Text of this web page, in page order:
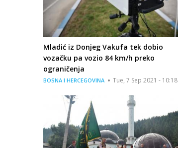
Mladić iz Donjeg Vakufa tek dobio
vozačku pa vozio 84 km/h preko
ograničenja
BOSNA I HERCEGOVINA Tue, 7 Sep 2021 - 10:18